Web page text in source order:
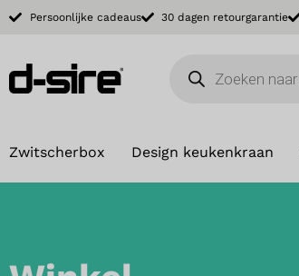
Persoonlijke cadeaus 30 dagen retourgarantie
Zwitscherbox Design keukenkraan